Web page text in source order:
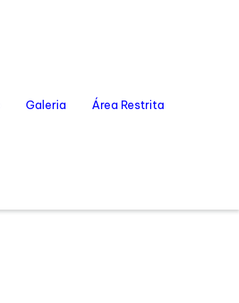
Galeria Área Restrita